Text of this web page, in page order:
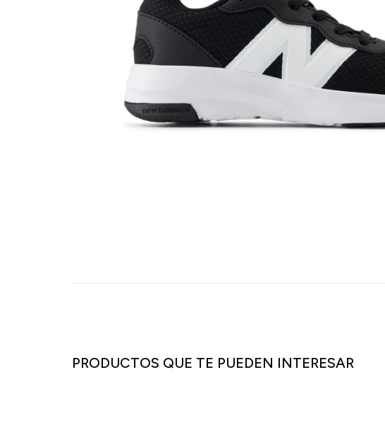
PRODUCTOS QUE TE PUEDEN INTERESAR